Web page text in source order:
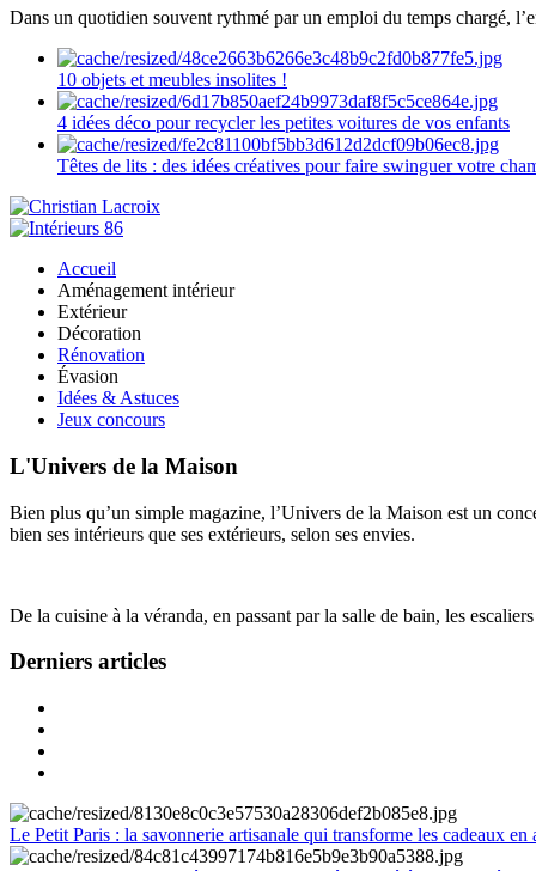
Dans un quotidien souvent rythmé par un emploi du temps chargé,
10 objets et meubles insolites !
4 idées déco pour recycler les petites voitures de vos enfants
Têtes de lits : des idées créatives pour faire swinguer votre
Accueil
Aménagement intérieur
Extérieur
Décoration
Rénovation
Évasion
Idées & Astuces
Jeux concours
L'Univers de la Maison
Bien plus qu’un simple magazine, l’Univers de la Maison est un
bien ses intérieurs que ses extérieurs, selon ses envies.
De la cuisine à la véranda, en passant par la salle de bain, les
Derniers articles
Le Petit Paris : la savonnerie artisanale qui transforme les cadeaux en